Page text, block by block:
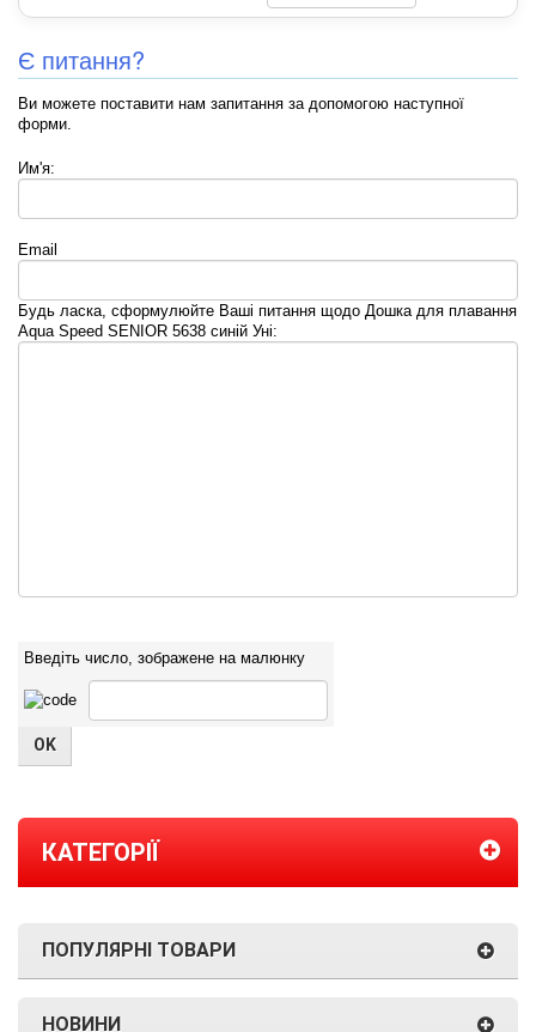
Є питання?
Ви можете поставити нам запитання за допомогою наступної
форми.
Им'я:
Email
Будь ласка, сформулюйте Ваші питання щодо Дошка для плавання
Aqua Speed SENIOR 5638 синій Уні:
Введіть число, зображене на малюнку
КАТЕГОРІЇ
ПОПУЛЯРНІ ТОВАРИ
НОВИНИ